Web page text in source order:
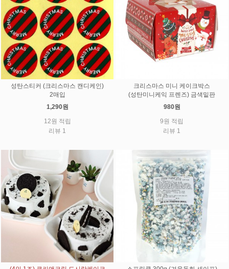
성탄스티커 (크리스마스 캔디케인)
2매입
1,290원
12원 적립
리뷰 1
크리스마스 미니 케이크박스
(성탄미니케익 프렌즈) 금색밑판
980원
9원 적립
리뷰 1